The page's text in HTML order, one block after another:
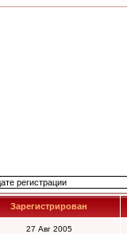
Зарегистрирован
27 Авг 2005